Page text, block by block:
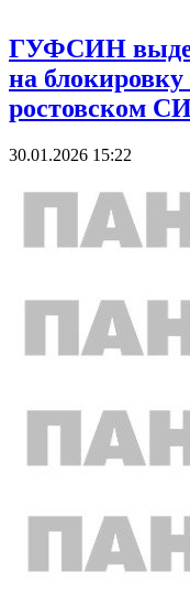
ГУФСИН
на блокировку
ростовском
30.01.2026 15:22